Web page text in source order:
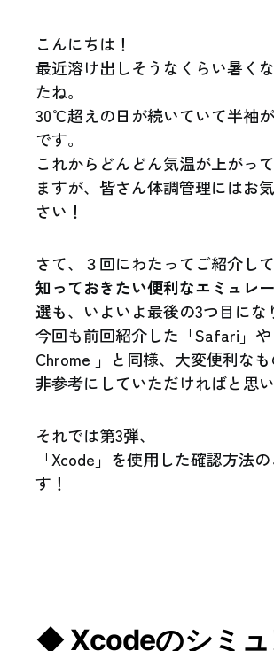
こんにちは！
最近溶け出しそうなくらい暑く
たね。
30℃超えの日が続いていて半袖
です。
これからどんどん気温が上がっ
ますが、皆さん体調管理にはお
さい！
さて、３回にわたってご紹介して
知っておきたい便利なエミュレ
選も、いよいよ最後の3つ目にな
今回も前回紹介した「Safari」
Chrome 」と同様、大変便利な
非参考にしていただければと思い
それでは第3弾、
「Xcode」を使用した確認方法
す！
◆ Xcodeのシミュ